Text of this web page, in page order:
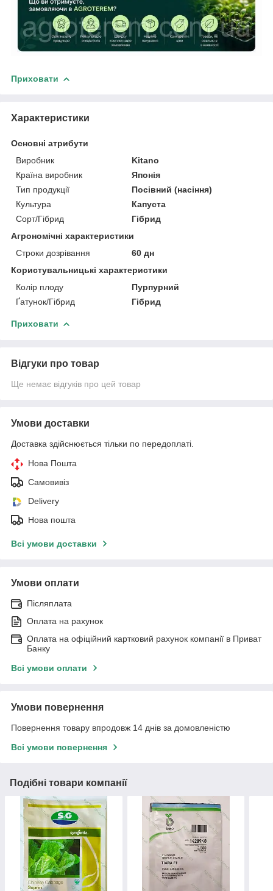
Приховати
Характеристики
Основні атрибути
Виробник
Kitano
Країна виробник
Японія
Тип продукції
Посівний (насіння)
Культура
Капуста
Сорт/Гібрид
Гібрид
Агрономічні характеристики
Строки дозрівання
60 дн
Користувальницькі характеристики
Колір плоду
Пурпурний
Ґатунок/Гібрид
Гібрид
Приховати
Відгуки про товар
Ще немає відгуків про цей товар
Умови доставки
Доставка здійснюється тільки по передоплаті.
Нова Пошта
Самовивіз
Delivery
Нова пошта
Всі умови доставки
Умови оплати
Післяплата
Оплата на рахунок
Оплата на офіційний картковий рахунок компанії в Приват
Банку
Всі умови оплати
Умови повернення
Повернення товару впродовж 14 днів за домовленістю
Всі умови повернення
Подібні товари компанії